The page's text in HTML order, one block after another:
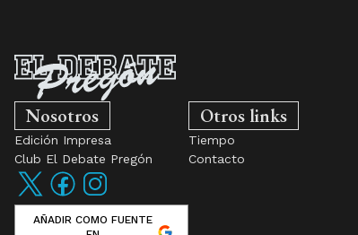
Nosotros
Edición Impresa
Club El Debate Pregón
AÑADIR COMO FUENTE
Otros links
Tiempo
Contacto